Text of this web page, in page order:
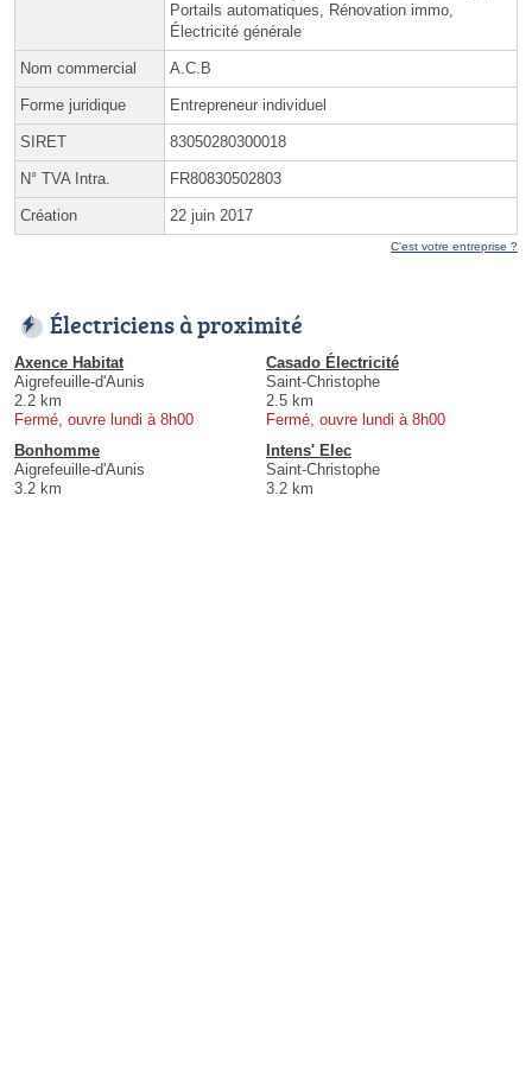
Portails automatiques, Rénovation immo,
Électricité générale
Nom commercial A.C.B
Forme juridique Entrepreneur individuel
SIRET 83050280300018
N° TVA Intra. FR80830502803
Création 22 juin 2017
C'est votre entreprise ?
Électriciens à proximité
Axence Habitat
Aigrefeuille-d'Aunis
2.2 km
Fermé, ouvre lundi à 8h00
Casado Électricité
Saint-Christophe
2.5 km
Fermé, ouvre lundi à 8h00
Bonhomme
Aigrefeuille-d'Aunis
3.2 km
Intens' Elec
Saint-Christophe
3.2 km